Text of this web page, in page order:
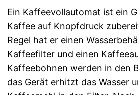
Milchaufschäumer
Getränke
-
-
-
-
-
Ein Kaffeevollautomat ist ein
Kaffee auf Knopfdruck
Regel hat er einen
Kaffeefilter und einen
Kaffeebohnen werden in den
das Gerät erhitzt das Wasser